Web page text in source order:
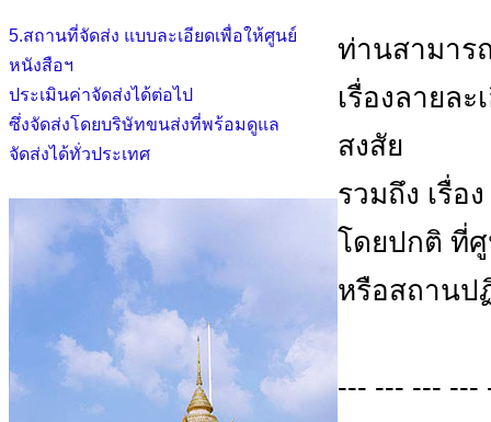
5.สถานที่จัดส่ง แบบละเอียดเพื่อให้ศูนย์
หนังสือฯ
ประเมินค่าจัดส่งได้ต่อไป
ซึ่งจัดส่งโดยบริษัทขนส่งที่พร้อมดูแล
จัดส่งได้ทั่วประเทศ
ท่านสามาร
เรื่องลายล
สงสัย
รวมถึง เรื่อ
โดยปกติ ที่
หรือสถานป
--- --- --- ---